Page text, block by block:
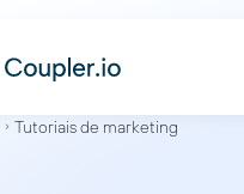
Tutoriais de marketing